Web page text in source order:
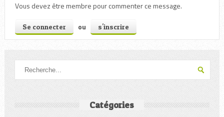
Vous devez être membre pour commenter ce message.
Se connecter ou s'inscrire
Catégories